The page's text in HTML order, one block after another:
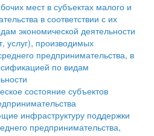
регламентов
субъектов малого и
мест в субъектах малого и
в соответствии с их
экономической деятельности
услуг), производимых
предпринимательства, в
по видам
состояние субъектов
инфраструктуру поддержки
предпринимательства,